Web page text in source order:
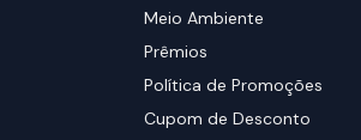
Meio Ambiente
Prêmios
Política de Promoções
Cupom de Desconto